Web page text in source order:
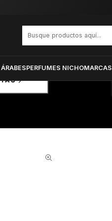
PERFUMES NICHOMARCAS
BODY LOTION 236 ML